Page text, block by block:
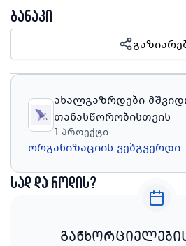
ბანაკი
ახალგაზრდები
თანასწორობისთვის
1 პროექტი
ორგანიზაციის ვებგვერდი
სად და როდის?